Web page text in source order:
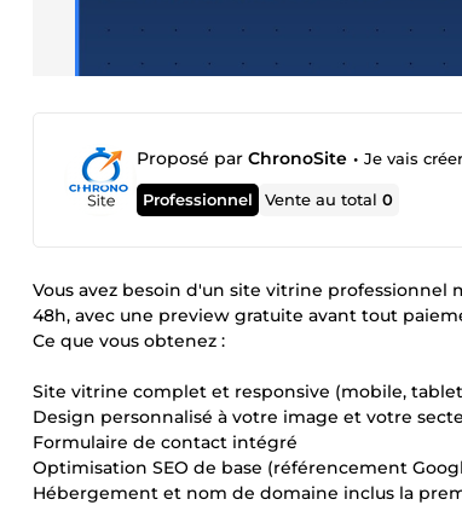
Proposé par ChronoSite • Je vais
Professionnel Vente au total0
Vous avez besoin d'un site vitrine professionnel
48h, avec une preview gratuite avant tout
Ce que vous obtenez :
Site vitrine complet et responsive (mobile,
Design personnalisé à votre image et votre
Formulaire de contact intégré
Optimisation SEO de base (référencement
Hébergement et nom de domaine inclus la